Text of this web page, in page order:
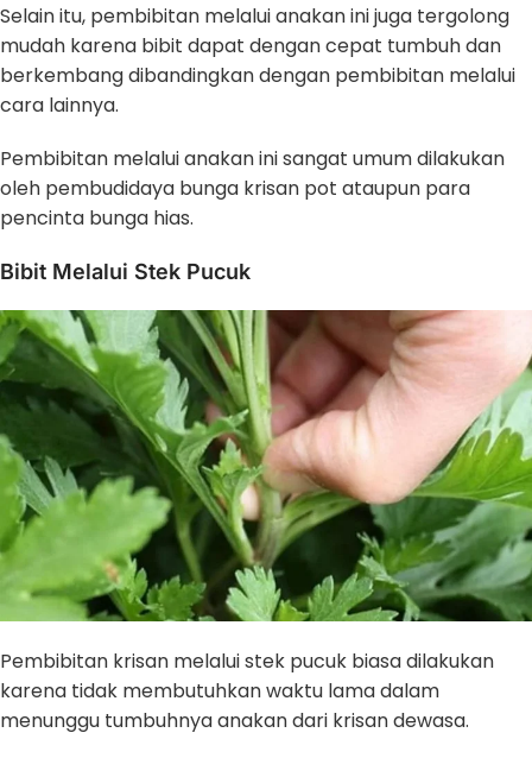
Selain itu, pembibitan melalui anakan ini juga tergolong
mudah karena bibit dapat dengan cepat tumbuh dan
berkembang dibandingkan dengan pembibitan melalui
cara lainnya.
Pembibitan melalui anakan ini sangat umum dilakukan
oleh pembudidaya bunga krisan pot ataupun para
pencinta bunga hias.
Bibit Melalui Stek Pucuk
Pembibitan krisan melalui stek pucuk biasa dilakukan
karena tidak membutuhkan waktu lama dalam
menunggu tumbuhnya anakan dari krisan dewasa.